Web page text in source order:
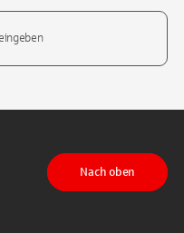
auf LinkedIn
Nach oben